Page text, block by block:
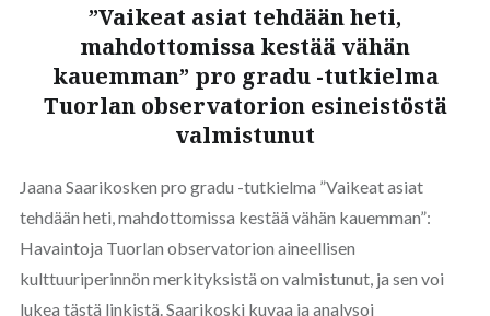
”Vaikeat asiat tehdään heti,
mahdottomissa kestää vähän
kauemman” pro gradu -tutkielma
Tuorlan observatorion esineistöstä
valmistunut
Jaana Saarikosken pro gradu -tutkielma ”Vaikeat asiat
tehdään heti, mahdottomissa kestää vähän kauemman”:
Havaintoja Tuorlan observatorion aineellisen
kulttuuriperinnön merkityksistä on valmistunut, ja sen voi
lukea tästä linkistä. Saarikoski kuvaa ja analysoi